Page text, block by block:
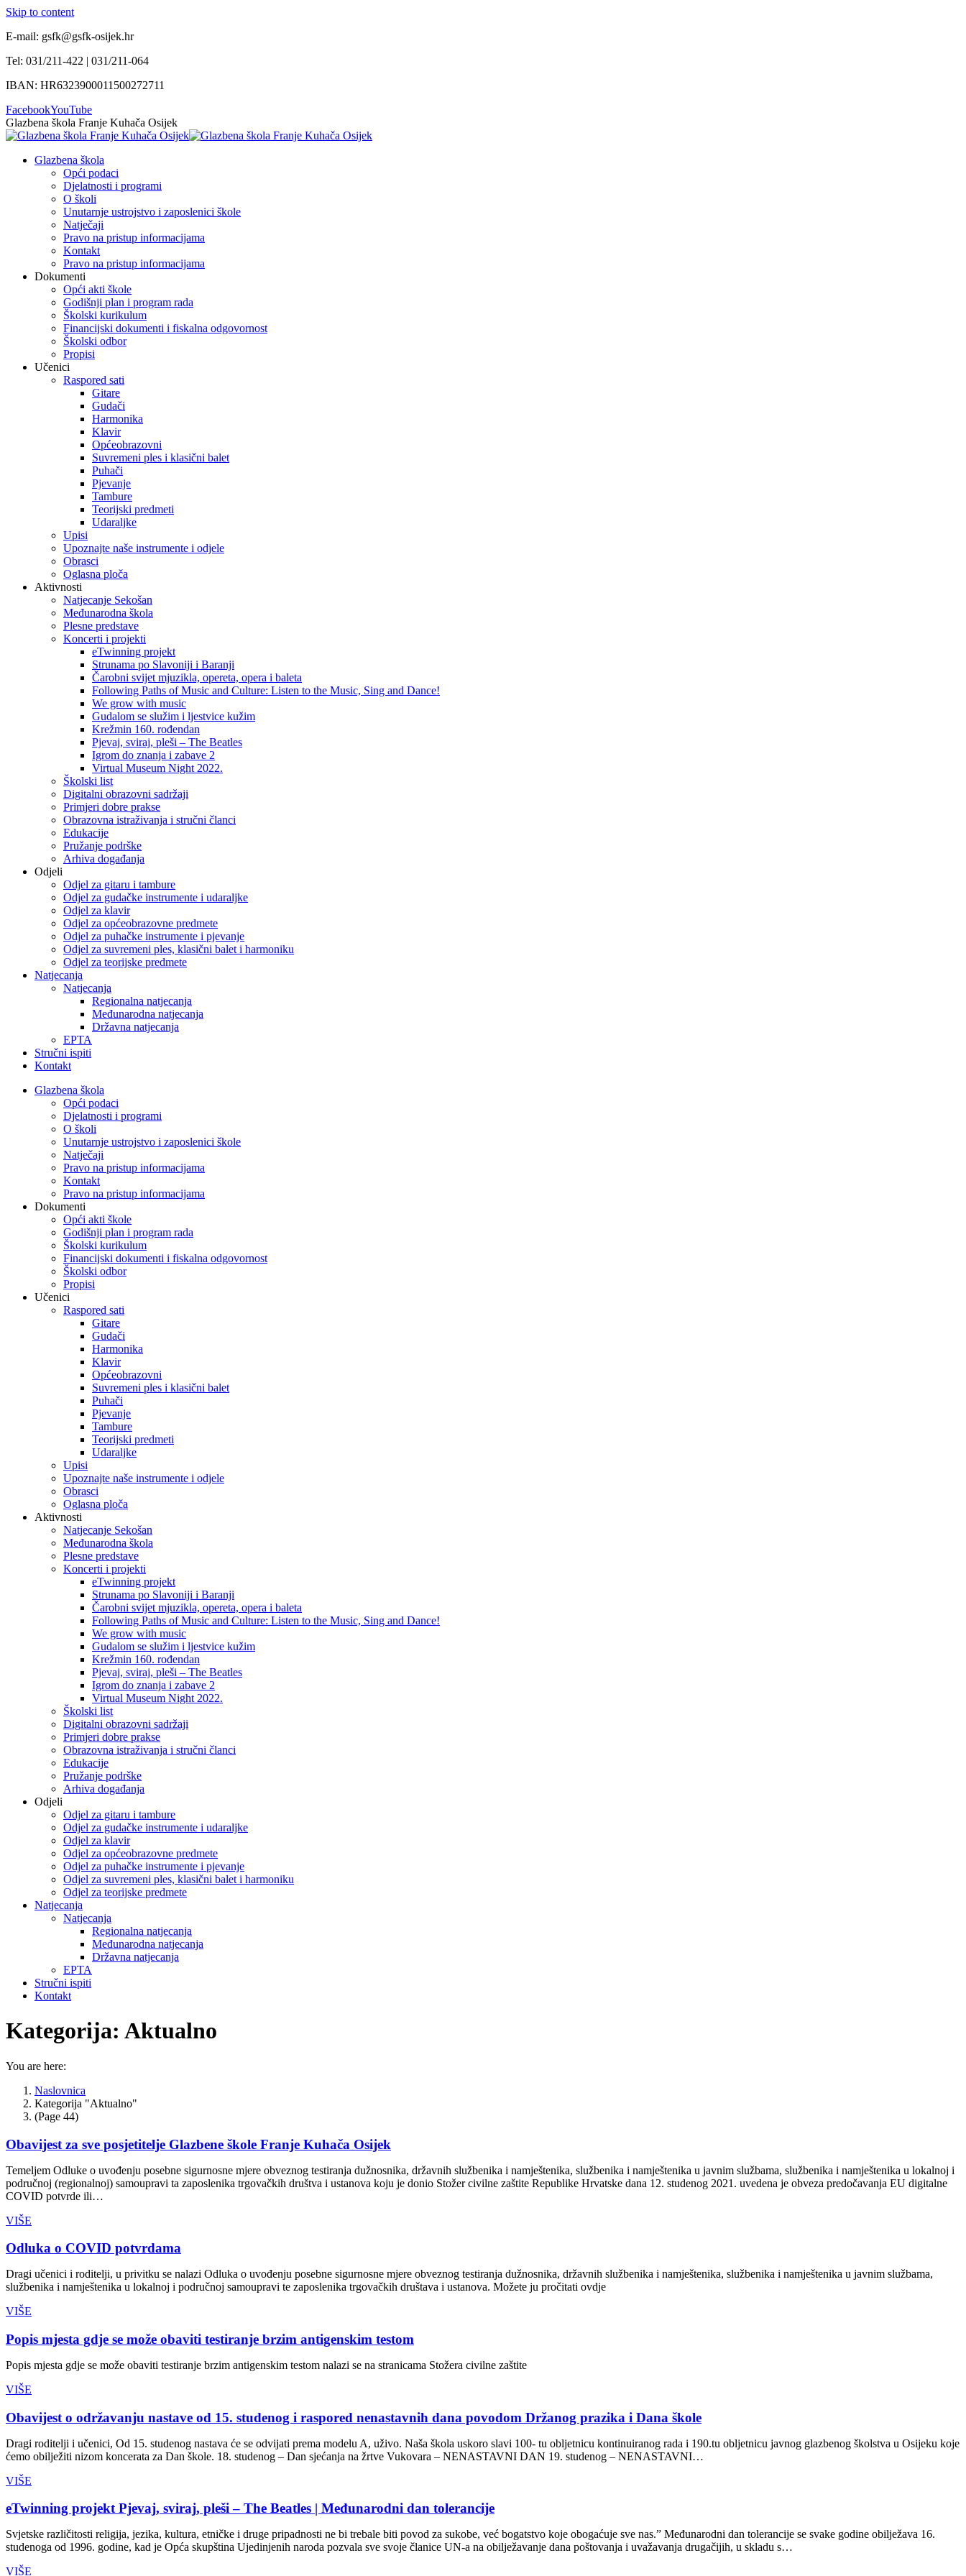
Skip to content
E-mail: gsfk@gsfk-osijek.hr
Tel: 031/211-422 | 031/211-064
IBAN: HR6323900011500272711
FacebookYouTube
Glazbena škola Franje Kuhača Osijek
Glazbena škola
Opći podaci
Djelatnosti i programi
O školi
Unutarnje ustrojstvo i zaposlenici škole
Natječaji
Pravo na pristup informacijama
Kontakt
Pravo na pristup informacijama
Dokumenti
Opći akti škole
Godišnji plan i program rada
Školski kurikulum
Financijski dokumenti i fiskalna odgovornost
Školski odbor
Propisi
Učenici
Raspored sati
Gitare
Gudači
Harmonika
Klavir
Općeobrazovni
Suvremeni ples i klasični balet
Puhači
Pjevanje
Tambure
Teorijski predmeti
Udaraljke
Upisi
Upoznajte naše instrumente i odjele
Obrasci
Oglasna ploča
Aktivnosti
Natjecanje Sekošan
Međunarodna škola
Plesne predstave
Koncerti i projekti
eTwinning projekt
Strunama po Slavoniji i Baranji
Čarobni svijet mjuzikla, opereta, opera i baleta
Following Paths of Music and Culture: Listen to the Music, Sing and Dance!
We grow with music
Gudalom se služim i ljestvice kužim
Krežmin 160. rođendan
Pjevaj, sviraj, pleši – The Beatles
Igrom do znanja i zabave 2
Virtual Museum Night 2022.
Školski list
Digitalni obrazovni sadržaji
Primjeri dobre prakse
Obrazovna istraživanja i stručni članci
Edukacije
Pružanje podrške
Arhiva događanja
Odjeli
Odjel za gitaru i tambure
Odjel za gudačke instrumente i udaraljke
Odjel za klavir
Odjel za općeobrazovne predmete
Odjel za puhačke instrumente i pjevanje
Odjel za suvremeni ples, klasični balet i harmoniku
Odjel za teorijske predmete
Natjecanja
Natjecanja
Regionalna natjecanja
Međunarodna natjecanja
Državna natjecanja
EPTA
Stručni ispiti
Kontakt
Glazbena škola
Opći podaci
Djelatnosti i programi
O školi
Unutarnje ustrojstvo i zaposlenici škole
Natječaji
Pravo na pristup informacijama
Kontakt
Pravo na pristup informacijama
Dokumenti
Opći akti škole
Godišnji plan i program rada
Školski kurikulum
Financijski dokumenti i fiskalna odgovornost
Školski odbor
Propisi
Učenici
Raspored sati
Gitare
Gudači
Harmonika
Klavir
Općeobrazovni
Suvremeni ples i klasični balet
Puhači
Pjevanje
Tambure
Teorijski predmeti
Udaraljke
Upisi
Upoznajte naše instrumente i odjele
Obrasci
Oglasna ploča
Aktivnosti
Natjecanje Sekošan
Međunarodna škola
Plesne predstave
Koncerti i projekti
eTwinning projekt
Strunama po Slavoniji i Baranji
Čarobni svijet mjuzikla, opereta, opera i baleta
Following Paths of Music and Culture: Listen to the Music, Sing and Dance!
We grow with music
Gudalom se služim i ljestvice kužim
Krežmin 160. rođendan
Pjevaj, sviraj, pleši – The Beatles
Igrom do znanja i zabave 2
Virtual Museum Night 2022.
Školski list
Digitalni obrazovni sadržaji
Primjeri dobre prakse
Obrazovna istraživanja i stručni članci
Edukacije
Pružanje podrške
Arhiva događanja
Odjeli
Odjel za gitaru i tambure
Odjel za gudačke instrumente i udaraljke
Odjel za klavir
Odjel za općeobrazovne predmete
Odjel za puhačke instrumente i pjevanje
Odjel za suvremeni ples, klasični balet i harmoniku
Odjel za teorijske predmete
Natjecanja
Natjecanja
Regionalna natjecanja
Međunarodna natjecanja
Državna natjecanja
EPTA
Stručni ispiti
Kontakt
Kategorija: Aktualno
You are here:
Naslovnica
Kategorija "Aktualno"
(Page 44)
Obavijest za sve posjetitelje Glazbene škole Franje Kuhača Osijek
Temeljem Odluke o uvođenju posebne sigurnosne mjere obveznog testiranja dužnosnika, državnih službenika i namještenika, službenika i namještenika u javnim službama, službenika i namještenika u lokalnoj i
područnoj (regionalnoj) samoupravi ta zaposlenika trgovačkih društva i ustanova koju je donio Stožer civilne zaštite Republike Hrvatske dana 12. studenog 2021. uvedena je obveza predočavanja EU digitalne
COVID potvrde ili…
VIŠE
Odluka o COVID potvrdama
Dragi učenici i roditelji, u privitku se nalazi Odluka o uvođenju posebne sigurnosne mjere obveznog testiranja dužnosnika, državnih službenika i namještenika, službenika i namještenika u javnim službama,
službenika i namještenika u lokalnoj i područnoj samoupravi te zaposlenika trgovačkih društava i ustanova. Možete ju pročitati ovdje
VIŠE
Popis mjesta gdje se može obaviti testiranje brzim antigenskim testom
Popis mjesta gdje se može obaviti testiranje brzim antigenskim testom nalazi se na stranicama Stožera civilne zaštite
VIŠE
Obavijest o održavanju nastave od 15. studenog i raspored nenastavnih dana povodom Držanog prazika i Dana škole
Dragi roditelji i učenici, Od 15. studenog nastava će se odvijati prema modelu A, uživo. Naša škola uskoro slavi 100- tu obljetnicu kontinuiranog rada i 190.tu obljetnicu javnog glazbenog školstva u Osijeku koje
ćemo obilježiti nizom koncerata za Dan škole. 18. studenog – Dan sjećanja na žrtve Vukovara – NENASTAVNI DAN 19. studenog – NENASTAVNI…
VIŠE
eTwinning projekt Pjevaj, sviraj, pleši – The Beatles | Međunarodni dan tolerancije
Svjetske različitosti religija, jezika, kultura, etničke i druge pripadnosti ne bi trebale biti povod za sukobe, već bogatstvo koje obogaćuje sve nas.” Međunarodni dan tolerancije se svake godine obilježava 16.
studenoga od 1996. godine, kad je Opća skupština Ujedinjenih naroda pozvala sve svoje članice UN-a na obilježavanje dana poštovanja i uvažavanja drugačijih, u skladu s…
VIŠE